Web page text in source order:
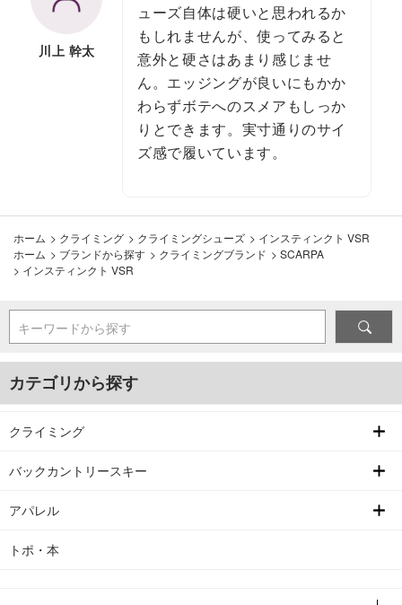
川上 幹太
ューズ自体は硬いと思われるか
もしれませんが、使ってみると
意外と硬さはあまり感じませ
ん。エッジングが良いにもかか
わらずボテへのスメアもしっか
りとできます。実寸通りのサイ
ズ感で履いています。
ホーム > クライミング > クライミングシューズ > インスティンクト VSR
ホーム > ブランドから探す > クライミングブランド > SCARPA
> インスティンクト VSR
キーワードから探す
カテゴリから探す
クライミング
バックカントリースキー
アパレル
トポ・本